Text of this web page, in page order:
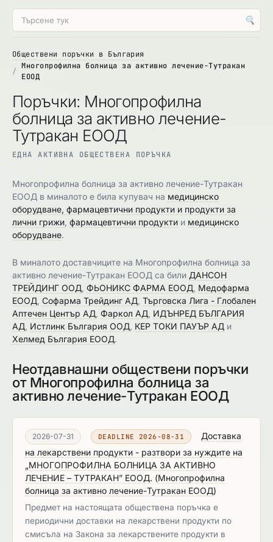
🔍
Обществени поръчки в България
Многопрофилна болница за активно лечение-Тутракан
ЕООД
Поръчки: Многопрофилна
болница за активно лечение-
Тутракан ЕООД
ЕДНА АКТИВНА ОБЩЕСТВЕНА ПОРЪЧКА
Многопрофилна болница за активно лечение-Тутракан
ЕООД в миналото е била купувач на медицинско
оборудване, фармацевтични продукти и продукти за
лични грижи фармацевтични продукти и медицинско
оборудване.
В миналото доставчиците на Многопрофилна болница за
активно лечение-Тутракан ЕООД са били ДАНСОН
ТРЕЙДИНГ ООД ФЬОНИКС ФАРМА ЕООД Медофарма
ЕООД Софарма Трейдинг АД Търговска Лига - Глобален
Аптечен Център АД Фаркол АД ИДЪНРЕД БЪЛГАРИЯ
АД Истлинк България ООД КЕР ТОКИ ПАУЪР АД и
Хелмед България ЕООД.
Неотдавнашни обществени поръчки
от Многопрофилна болница за
активно лечение-Тутракан ЕООД
2026-07-31 DEADLINE 2026-08-31
Доставка
на лекарствени продукти - разтвори за нуждите на
„МНОГОПРОФИЛНА БОЛНИЦА ЗА АКТИВНО
ЛЕЧЕНИЕ – ТУТРАКАН” ЕООД. (Многопрофилна
болница за активно лечение-Тутракан ЕООД)
Предмет на настоящата обществена поръчка e
периодични дoставки на лекарствени продукти по
смисъла на Закона за лекарствените продукти в